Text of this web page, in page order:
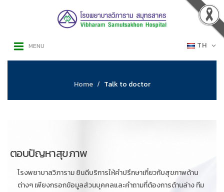
TH
MENU
Home Talk to doctor
ตอบปัญหาสุขภาพ
โรงพยาบาลวิภาราม ยินดีบริการให้คำปรึกษาเกี่ยวกับสุขภาพด้าน
ต่างๆ เพียงกรอกข้อมูลส่วนบุคคลและคำถามที่ต้องการด้านล่าง ทีม